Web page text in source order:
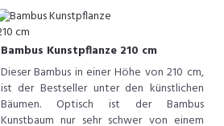
Bambus Kunstpflanze 210 cm
Dieser Bambus in einer Höhe von 210 cm,
ist der Bestseller unter den künstlichen
Bäumen. Optisch ist der Bambus
Kunstbaum nur sehr schwer von einem